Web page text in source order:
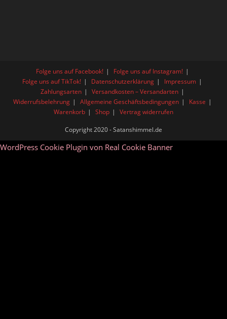
Folge uns auf Facebook!
Folge uns auf Instagram!
Folge uns auf TikTok!
Datenschutzerklärung
Impressum
Zahlungsarten
Versandkosten – Versandarten
Widerrufsbelehrung
Allgemeine Geschäftsbedingungen
Kasse
Warenkorb
Shop Vertrag widerrufen
Copyright 2020 - Satanshimmel.de
WordPress Cookie Plugin von Real Cookie Banner